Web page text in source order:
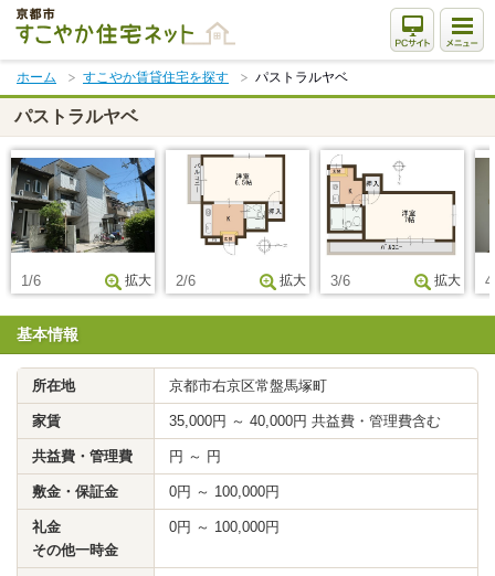
本
文
ま
で
ス
キ
ッ
プ
ホーム すこやか賃貸住宅を探す パストラルヤベ
パストラルヤベ
1/6 拡大 2/6 拡大 3/6 拡大
基本情報
所在地 京都市右京区常盤馬塚町
家賃 35,000円 ～ 40,000円 共益費・管理費含む
共益費・管理費 円 ～ 円
敷金・保証金 0円 ～ 100,000円
礼金
その他一時金
0円 ～ 100,000円